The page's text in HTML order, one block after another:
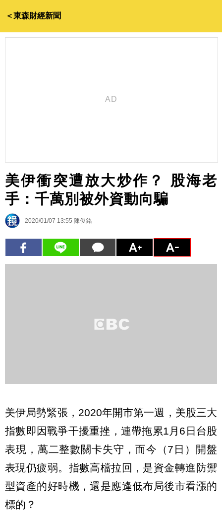
＜東森財經新聞
美伊衝突遭放大炒作？ 股海老
手：千萬別被外資動向騙
2020/01/07 13:55 陳俊銘
美伊局勢緊張，2020年開市第一週，美股三大
指數即因戰爭干擾重挫，連帶拖累1月6日台股
表現，萬二整數關卡失守，而今（7日）開盤
表現仍疲弱。指數高檔拉回，是資金轉進防禦
型資產的好時機，還是應逢低布局後市看漲的
標的？